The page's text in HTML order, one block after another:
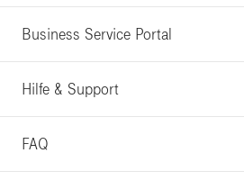
Business Service Portal
Hilfe & Support
FAQ